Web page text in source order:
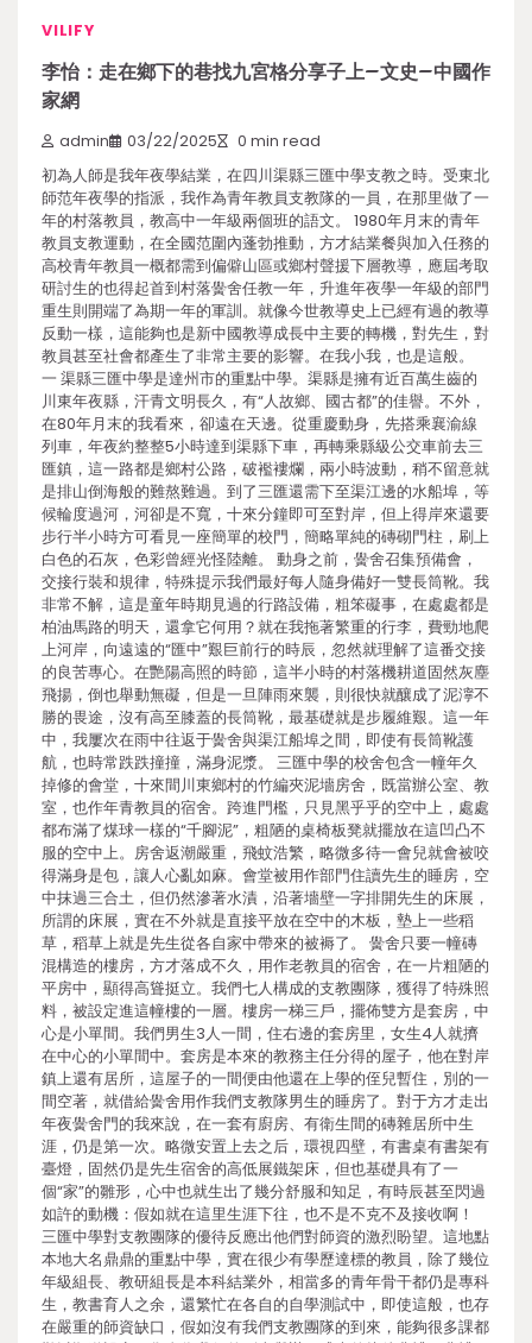
VILIFY
李怡：走在鄉下的巷找九宮格分享子上–文史–中國作
家網
admin 03/22/2025 0 min read
初為人師是我年夜學結業，在四川渠縣三匯中學支教之時。受東北
師范年夜學的指派，我作為青年教員支教隊的一員，在那里做了一
年的村落教員，教高中一年級兩個班的語文。 1980年月末的青年
教員支教運動，在全國范圍內蓬勃推動，方才結業餐與加入任務的
高校青年教員一概都需到偏僻山區或鄉村聲援下層教導，應屆考取
研討生的也得起首到村落黌舍任教一年，升進年夜學一年級的部門
重生則開端了為期一年的軍訓。就像今世教導史上已經有過的教導
反動一樣，這能夠也是新中國教導成長中主要的轉機，對先生，對
教員甚至社會都產生了非常主要的影響。在我小我，也是這般。
一 渠縣三匯中學是達州市的重點中學。渠縣是擁有近百萬生齒的
川東年夜縣，汗青文明長久，有“人故鄉、國古都”的佳譽。不外，
在80年月末的我看來，卻遠在天邊。從重慶動身，先搭乘襄渝線
列車，年夜約整整5小時達到渠縣下車，再轉乘縣級公交車前去三
匯鎮，這一路都是鄉村公路，破襤褸爛，兩小時波動，稍不留意就
是排山倒海般的難熬難過。到了三匯還需下至渠江邊的水船埠，等
候輪度過河，河卻是不寬，十來分鐘即可至對岸，但上得岸來還要
步行半小時方可看見一座簡單的校門，簡略單純的磚砌門柱，刷上
白色的石灰，色彩曾經光怪陸離。 動身之前，黌舍召集預備會，
交接行裝和規律，特殊提示我們最好每人隨身備好一雙長筒靴。我
非常不解，這是童年時期見過的行路設備，粗笨礙事，在處處都是
柏油馬路的明天，還拿它何用？就在我拖著繁重的行李，費勁地爬
上河岸，向遠遠的“匯中”艱巨前行的時辰，忽然就理解了這番交接
的良苦專心。在艷陽高照的時節，這半小時的村落機耕道固然灰塵
飛揚，倒也舉動無礙，但是一旦陣雨來襲，則很快就釀成了泥濘不
勝的畏途，沒有高至膝蓋的長筒靴，最基礎就是步履維艱。這一年
中，我屢次在雨中往返于黌舍與渠江船埠之間，即使有長筒靴護
航，也時常跌跌撞撞，滿身泥漿。 三匯中學的校舍包含一幢年久
掉修的會堂，十來間川東鄉村的竹編夾泥墻房舍，既當辦公室、教
室，也作年青教員的宿舍。跨進門檻，只見黑乎乎的空中上，處處
都布滿了煤球一樣的“千腳泥”，粗陋的桌椅板凳就擺放在這凹凸不
服的空中上。房舍返潮嚴重，飛蚊浩繁，略微多待一會兒就會被咬
得滿身是包，讓人心亂如麻。會堂被用作部門住讀先生的睡房，空
中抹過三合土，但仍然滲著水漬，沿著墻壁一字排開先生的床展，
所謂的床展，實在不外就是直接平放在空中的木板，墊上一些稻
草，稻草上就是先生從各自家中帶來的被褥了。 黌舍只要一幢磚
混構造的樓房，方才落成不久，用作老教員的宿舍，在一片粗陋的
平房中，顯得高聳挺立。我們七人構成的支教團隊，獲得了特殊照
料，被設定進這幢樓的一層。樓房一梯三戶，擺佈雙方是套房，中
心是小單間。我們男生3人一間，住右邊的套房里，女生4人就擠
在中心的小單間中。套房是本來的教務主任分得的屋子，他在對岸
鎮上還有居所，這屋子的一間便由他還在上學的侄兒暫住，別的一
間空著，就借給黌舍用作我們支教隊男生的睡房了。對于方才走出
年夜黌舍門的我來說，在一套有廚房、有衛生間的磚雜居所中生
涯，仍是第一次。略微安置上去之后，環視四壁，有書桌有書架有
臺燈，固然仍是先生宿舍的高低展鐵架床，但也基礎具有了一
個“家”的雛形，心中也就生出了幾分舒服和知足，有時辰甚至閃過
如許的動機：假如就在這里生涯下往，也不是不克不及接收啊！
三匯中學對支教團隊的優待反應出他們對師資的激烈盼望。這地點
本地大名鼎鼎的重點中學，實在很少有學歷達標的教員，除了幾位
年級組長、教研組長是本科結業外，相當多的青年骨干都仍是專科
生，教書育人之余，還繁忙在各自的自學測試中，即使這般，也存
在嚴重的師資缺口，假如沒有我們支教團隊的到來，能夠很多課都